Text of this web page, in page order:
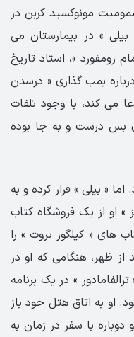
مونوکسید کربن در
» در بیمارستان می
رومفورد »، استاد تاریخ
بمب گذاری « درسدن
می کند، با وجود تلفات
بس درست و به جا بوده
اما « بیلی » فرار کرده و به
» او از یک فروشگاه کتاب
های « کیلگور تروت » را
از ظهر، هنگامی که او در
» در یک برنامه
او به اتاق هتل خود باز
با سفر در زمان به